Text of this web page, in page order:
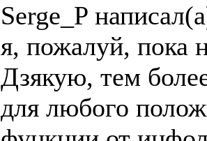
Serge_P
я, пожалуй, пока
Дзякую, тем
для любого